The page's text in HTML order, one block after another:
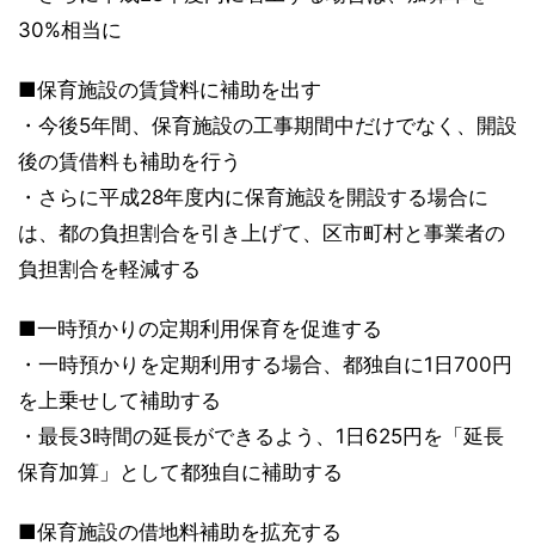
30%相当に
■保育施設の賃貸料に補助を出す
・今後5年間、保育施設の工事期間中だけでなく、開設
後の賃借料も補助を行う
・さらに平成28年度内に保育施設を開設する場合に
は、都の負担割合を引き上げて、区市町村と事業者の
負担割合を軽減する
■一時預かりの定期利用保育を促進する
・一時預かりを定期利用する場合、都独自に1日700円
を上乗せして補助する
・最長3時間の延長ができるよう、1日625円を「延長
保育加算」として都独自に補助する
■保育施設の借地料補助を拡充する